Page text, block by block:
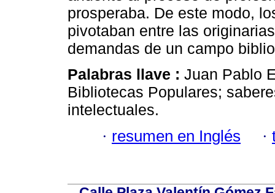
prosperaba. De este modo,
pivotaban entre las
demandas de un campo
Palabras llave : Juan Pablo
Bibliotecas Populares;
intelectuales.
· resumen en Inglés ·